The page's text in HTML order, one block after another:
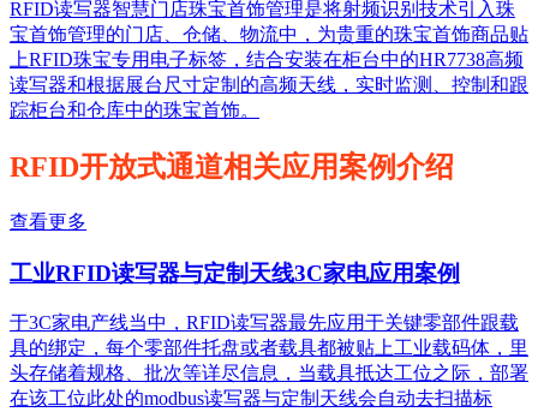
RFID读写器智慧门店珠宝首饰管理是将射频识别技术引入珠
宝首饰管理的门店、仓储、物流中，为贵重的珠宝首饰商品贴
上RFID珠宝专用电子标签，结合安装在柜台中的HR7738高频
读写器和根据展台尺寸定制的高频天线，实时监测、控制和跟
踪柜台和仓库中的珠宝首饰。
RFID开放式通道相关应用案例介绍
查看更多
工业RFID读写器与定制天线3C家电应用案例
于3C家电产线当中，RFID读写器最先应用于关键零部件跟载
具的绑定，每个零部件托盘或者载具都被贴上工业载码体，里
头存储着规格、批次等详尽信息，当载具抵达工位之际，部署
在该工位此处的modbus读写器与定制天线会自动去扫描标